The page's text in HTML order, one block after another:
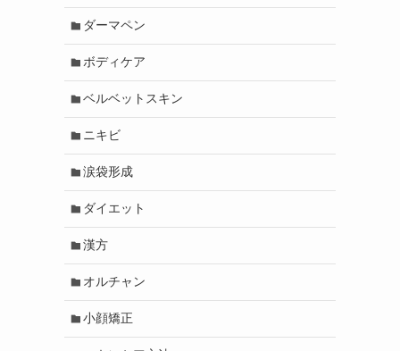
ダーマペン
ボディケア
ベルベットスキン
ニキビ
涙袋形成
ダイエット
漢方
オルチャン
小顔矯正